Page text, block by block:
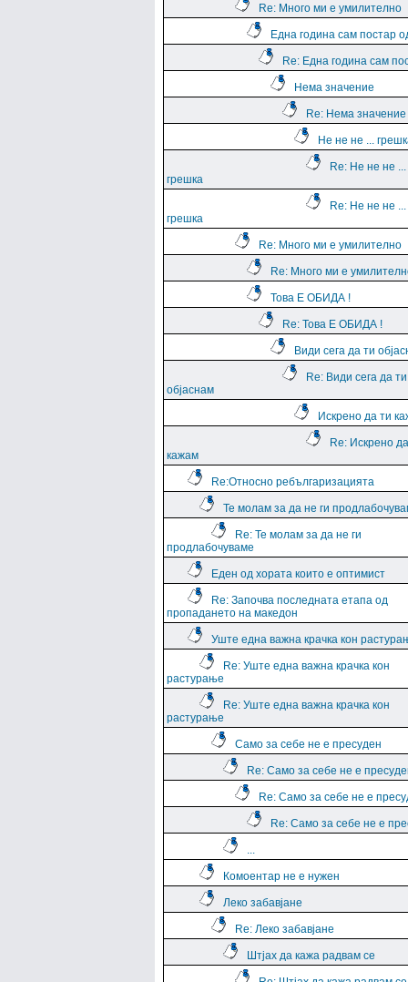
Re: Много ми е умилително
Една година сам постар
Re: Една година сам
Нема значение
Re: Нема значение
Не не не ...
Re: Не не не ...
грешка
Re: Не не не ...
грешка
Re: Много ми е умилително
Re: Много ми е
Това Е ОБИДА !
Re: Това Е ОБИДА !
Види сега да ти
Re: Види сега да ти
објаснам
Искрено да ти
Re: Искрено
кажам
Re:Относно ребългаризацията
Те молам за да не ги
Re: Те молам за да не ги
продлабочуваме
Еден од хората които е оптимист
Re: Започва последната етапа од
пропадането на македон
Уште една важна крачка кон
Re: Уште една важна крачка кон
растурање
Re: Уште една важна крачка кон
растурање
Само за себе не е пресуден
Re: Само за себе не е
Re: Само за себе не е
Re: Само за себе не е
...
Комоентар не е нужен
Леко забавјане
Re: Леко забавјане
Штјах да кажа радвам се